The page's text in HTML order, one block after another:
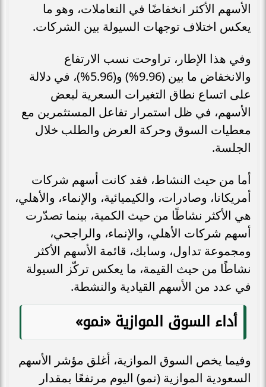
الأسهم الأكثر انخفاضًا في التعاملات، وهو ما
يعكس اختلاف توجهات السيولة بين الشركات.
وفي هذا الإطار، تراوحت نسب الارتفاع
والانخفاض ما بين (9.96%) و(5.96%)، في دلالة
على اتساع نطاق التغيرات السعرية لبعض
الأسهم، في ظل استمرار تفاعل المستثمرين مع
معطيات السوق وحركة العرض والطلب خلال
الجلسة.
أما من حيث النشاط، فقد كانت أسهم شركات
أمريكانا، وصادرات، والكيميائية، والإنماء، والأهلي،
هي الأكثر نشاطًا من حيث الكمية، بينما تصدّرت
أسهم شركات الأهلي، والإنماء، والراجحي،
ومجموعة تداول، وسابك، قائمة الأسهم الأكثر
نشاطًا من حيث القيمة، ما يعكس تركّز السيولة
في عدد من الأسهم القيادية والنشطة.
أداء السوق الموازية «نمو»
وفيما يخص السوق الموازية، أغلق مؤشر الأسهم
السعودية الموازية (نمو) اليوم مرتفعًا بمقدار